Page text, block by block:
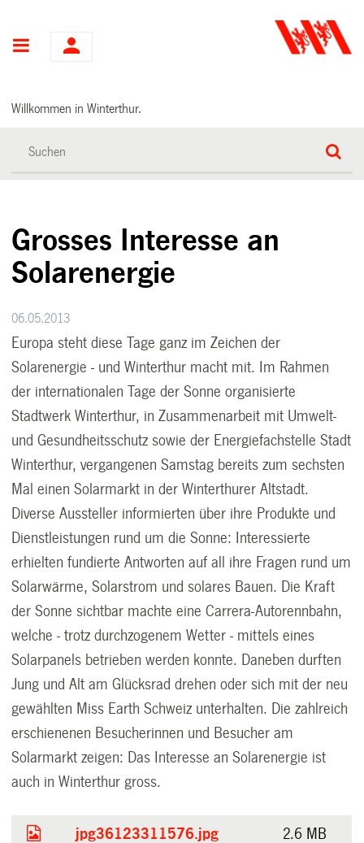
Hauptnavigation
Willkommen in Winterthur.
Grosses Interesse an
Solarenergie
06.05.2013
Europa steht diese Tage ganz im Zeichen der
Solarenergie - und Winterthur macht mit. Im Rahmen
der internationalen Tage der Sonne organisierte
Stadtwerk Winterthur, in Zusammenarbeit mit Umwelt-
und Gesundheitsschutz sowie der Energiefachstelle Stadt
Winterthur, vergangenen Samstag bereits zum sechsten
Mal einen Solarmarkt in der Winterthurer Altstadt.
Diverse Aussteller informierten über ihre Produkte und
Dienstleistungen rund um die Sonne: Interessierte
erhielten fundierte Antworten auf all ihre Fragen rund um
Solarwärme, Solarstrom und solares Bauen. Die Kraft
der Sonne sichtbar machte eine Carrera-Autorennbahn,
welche - trotz durchzogenem Wetter - mittels eines
Solarpanels betrieben werden konnte. Daneben durften
Jung und Alt am Glücksrad drehen oder sich mit der neu
gewählten Miss Earth Schweiz unterhalten. Die zahlreich
erschienenen Besucherinnen und Besucher am
Solarmarkt zeigen: Das Interesse an Solarenergie ist
auch in Winterthur gross.
jpg36123311576.jpg 2.6 MB